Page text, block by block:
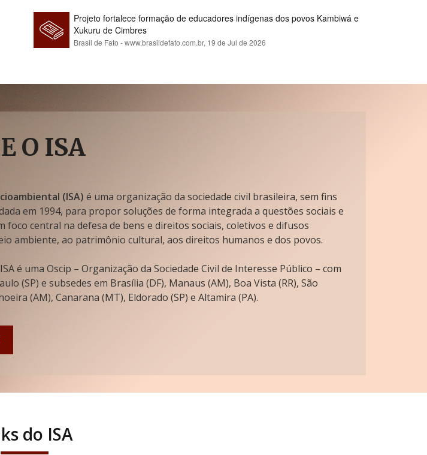
Projeto fortalece formação de educadores indígenas dos povos Kambiwá e
Xukuru de Cimbres
Brasil de Fato - www.brasildefato.com.br, 19 de Jul de 2026
O ISA
(ISA) é uma organização da sociedade civil brasileira, sem fins
em 1994, para propor soluções de forma integrada a questões sociais e
foco central na defesa de bens e direitos sociais, coletivos e difusos
ambiente, ao patrimônio cultural, aos direitos humanos e dos povos.
é uma Oscip – Organização da Sociedade Civil de Interesse Público – com
(SP) e subsedes em Brasília (DF), Manaus (AM), Boa Vista (RR), São
(AM), Canarana (MT), Eldorado (SP) e Altamira (PA).
do ISA